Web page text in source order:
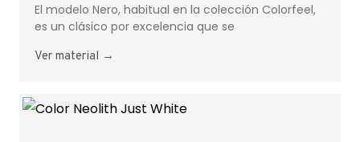
El modelo Nero, habitual en la colección Colorfeel,
es un clásico por excelencia que se
Ver material →